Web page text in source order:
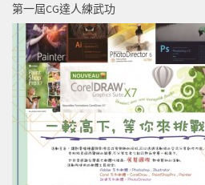
第一屆CG達人練武功